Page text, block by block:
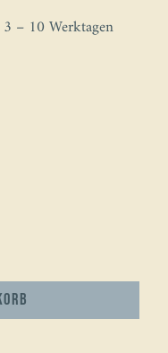
– 10 Werktagen